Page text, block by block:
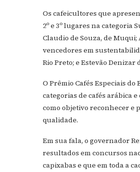
Os cafeicultores que
2º e 3º lugares na
Claudio de Souza, de
vencedores em
Rio Preto; e Estevão
O Prêmio Cafés Especiais
categorias de cafés arábica
como objetivo reconhecer e
qualidade.
Em sua fala, o governador
resultados em concursos
capixabas e que em toda a